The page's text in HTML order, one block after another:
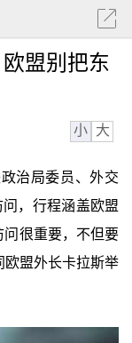
盟别把东
小 大
治局委员、外交
，行程涵盖欧盟
问很重要，不但要
欧盟外长卡拉斯举